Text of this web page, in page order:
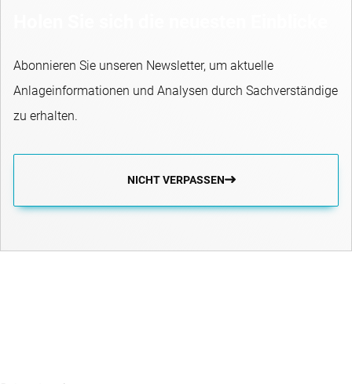
Abonnieren Sie unseren Newsletter, um aktuelle
Anlageinformationen und Analysen durch Sachverständige
zu erhalten.
NICHT VERPASSEN